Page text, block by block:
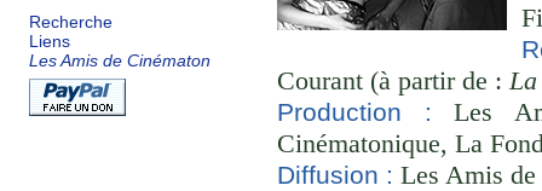
Recherche
Liens
Les Amis de Cinématon
Courant (à partir de :
Production :
Les
Cinématonique, La
Diffusion : Les Amis